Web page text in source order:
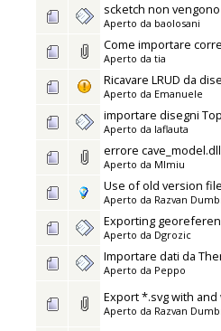
scketch non
Aperto da baolosani
Come importare
Aperto da tia
Ricavare LRUD da
Aperto da Emanuele
importare disegni
Aperto da laflauta
errore
Aperto da MImiu
Use of old version
Aperto da Razvan
Exporting
Aperto da Dgrozic
Importare dati da
Aperto da Peppo
Export *.svg with
Aperto da Razvan